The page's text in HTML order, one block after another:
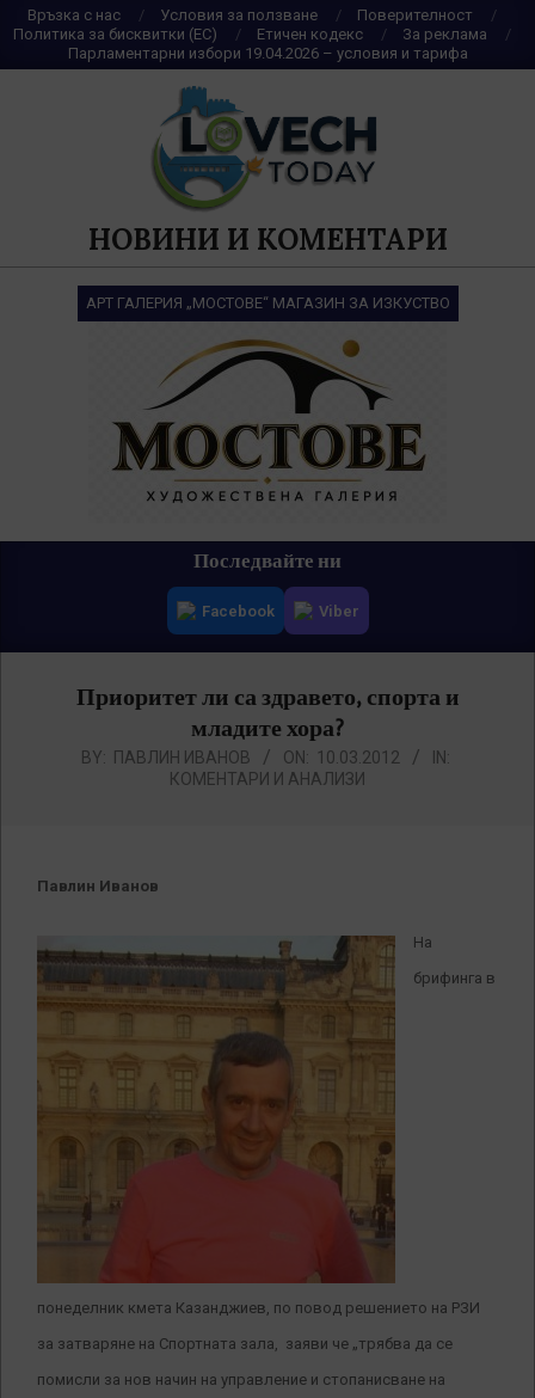
Skip
to
content
Връзка с нас Условия за ползване
Поверителност
Политика за бисквитки (ЕС)
Етичен кодекс
За реклама
Парламентарни избори 19.04.2026 – условия и тарифа
НОВИНИ И КОМЕНТАРИ
АРТ ГАЛЕРИЯ „МОСТОВЕ“ МАГАЗИН ЗА ИЗКУСТВО
Последвайте ни
Facebook Viber
Приоритет ли са здравето, спорта и
младите хора?
BY: ПАВЛИН ИВАНОВ ON: 10.03.2012
IN:
КОМЕНТАРИ И АНАЛИЗИ
Павлин Иванов
На
брифинга в
понеделник кмета Казанджиев, по повод решението на РЗИ
за затваряне на Спортната зала, заяви че „трябва да се
помисли за нов начин на управление и стопанисване на